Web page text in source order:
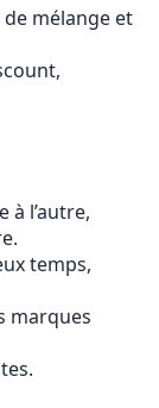
mélange et
à l’autre,
temps,
marques